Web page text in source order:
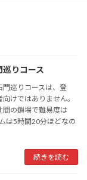
りコース
巡りコースは、登
けではありません。
の鎖場で難易度は
は5時間20分ほどなの
続きを読む